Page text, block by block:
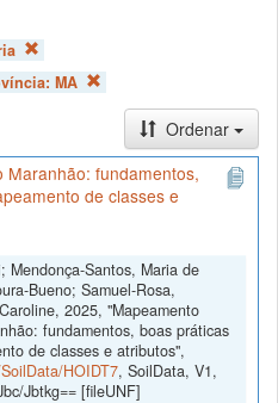
MA
Ordenar
Maranhão: fundamentos,
de classes e
Mendonça-Santos, Maria de
Bueno; Samuel-Rosa,
2025, "Mapeamento
fundamentos, boas práticas
de classes e atributos",
HOIDT7, SoilData, V1,
Jbtkg== [fileUNF]